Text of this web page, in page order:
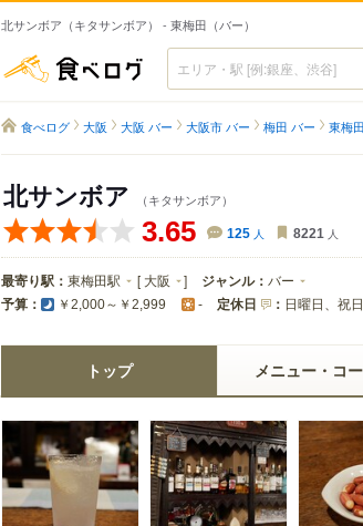
北サンボア（キタサンボア） - 東梅田（バー）
食べログ
食べログ 大阪 大阪 バー 大阪市 バー 梅田 バー 東梅
北サンボア （キタサンボア）
3.65 125 人 8221 人
最寄り駅： 東梅田駅 [ 大阪 ] ジャンル： バー
予算： ￥2,000～￥2,999 - 定休日 ： 日曜日、祝日
トップ メニュー・コ